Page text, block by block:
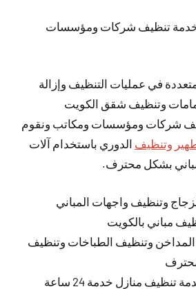
تنظيف شركات ومؤسسات
في عمليات التنظيف وإزالة
وتنظيف شقق الكويت
شركات ومؤسسات ومكاتب ونقوم
وتنظيف الدوري باستخدام آلات
بشكل محترف.
وتنظيف واجهات المباني
مباني بالكويت
وتنظيف الطباخات وتنظيف
نوفر لكم أفضل خدمة تنظيف منازل خدمة 24 ساعة